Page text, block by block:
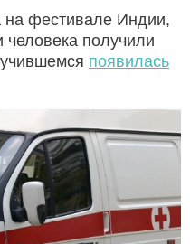
на фестивале Индии,
получили
появилась